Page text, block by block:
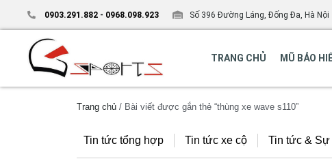
0903.291.882 - 0968.098.923 Số 396 Đường Láng, Đống Đa, Hà Nội
TRANG CHỦ MŨ BẢO
Trang chủ / Bài viết được gắn thẻ “thùng xe wave s110”
Tin tức tổng hợp Tin tức xe cộ Tin tức & Sự